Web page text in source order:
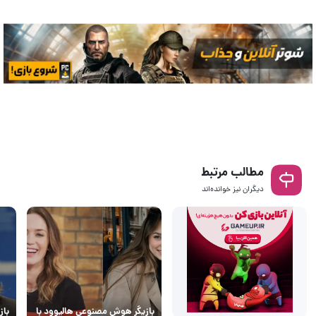
مطالب مرتبط
دیگران نیز خوانده‌اند
بازیگر هوش مصنوعی هالیوود با